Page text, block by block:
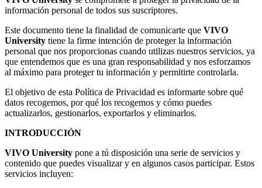
información personal de todos sus suscriptores.
Este documento tiene la finalidad de comunicarte que VIVO
University tiene la firme intención de proteger la información
personal que nos proporcionas cuando utilizas nuestros servicios, ya
que entendemos que es una gran responsabilidad y nos esforzamos
al máximo para proteger tu información y permitirte controlarla.
El objetivo de esta Política de Privacidad es informarte sobre qué
datos recogemos, por qué los recogemos y cómo puedes
actualizarlos, gestionarlos, exportarlos y eliminarlos.
INTRODUCCIÓN
VIVO University pone a tú disposición una serie de servicios y
contenido que puedes visualizar y en algunos casos participar. Estos
servicios incluyen: